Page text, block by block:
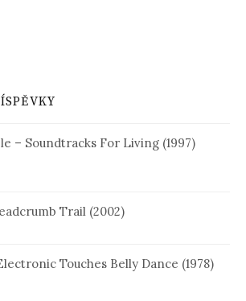
– Soundtracks For Living (1997)
Trail (2002)
Touches Belly Dance (1978)